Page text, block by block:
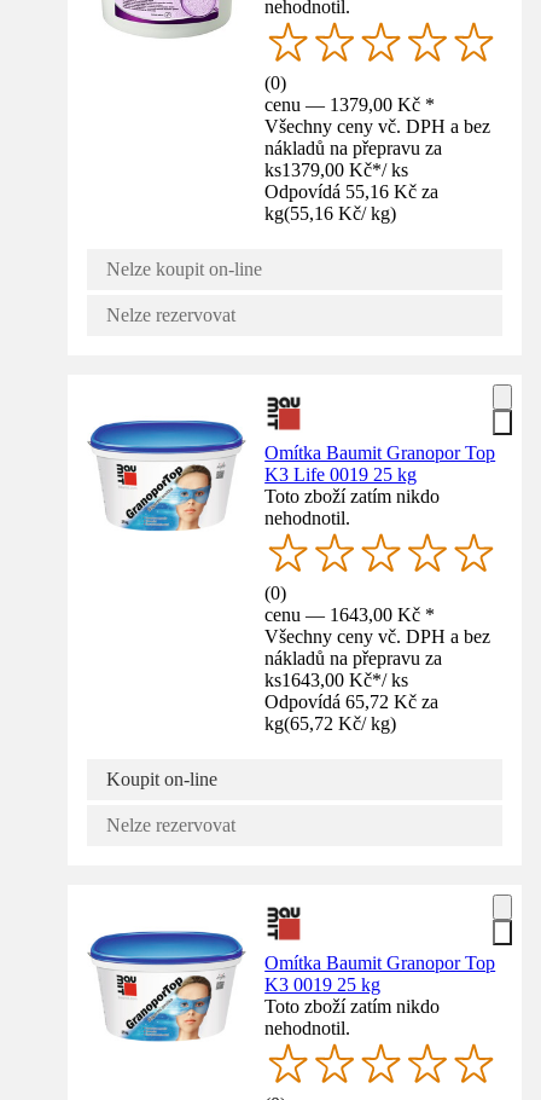
nehodnotil.
(0)
cenu — 1379,00 Kč *
Všechny ceny vč. DPH a bez
nákladů na přepravu za
ks1379,00 Kč*/ ks
Odpovídá 55,16 Kč za
kg(55,16 Kč/ kg)
Nelze koupit on-line
Nelze rezervovat
Omítka Baumit Granopor Top
K3 Life 0019 25 kg
Toto zboží zatím nikdo
nehodnotil.
(0)
cenu — 1643,00 Kč *
Všechny ceny vč. DPH a bez
nákladů na přepravu za
ks1643,00 Kč*/ ks
Odpovídá 65,72 Kč za
kg(65,72 Kč/ kg)
Koupit on-line
Nelze rezervovat
Omítka Baumit Granopor Top
K3 0019 25 kg
Toto zboží zatím nikdo
nehodnotil.